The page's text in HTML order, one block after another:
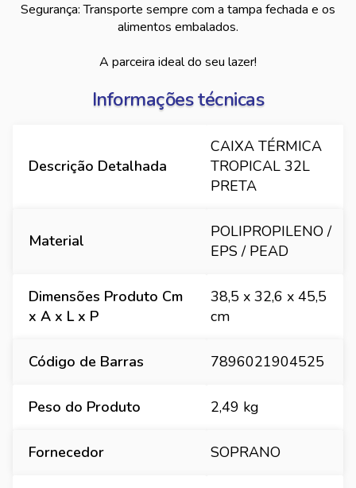
Segurança: Transporte sempre com a tampa fechada e os
alimentos embalados.
A parceira ideal do seu lazer!
Informações técnicas
Descrição Detalhada
CAIXA TÉRMICA
TROPICAL 32L
PRETA
Material
POLIPROPILENO /
EPS / PEAD
Dimensões Produto Cm
x A x L x P
38,5 x 32,6 x 45,5
cm
Código de Barras 7896021904525
Peso do Produto 2,49 kg
Fornecedor SOPRANO